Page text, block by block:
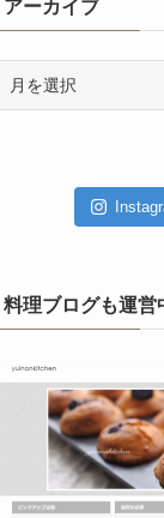
アーカイブ
料理ブログも運営